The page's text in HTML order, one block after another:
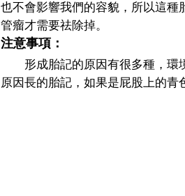
也不會影響我們的容貌，所以這種
管瘤才需要祛除掉。
注意事項：
形成胎記的原因有很多種，環
原因長的胎記，如果是屁股上的青